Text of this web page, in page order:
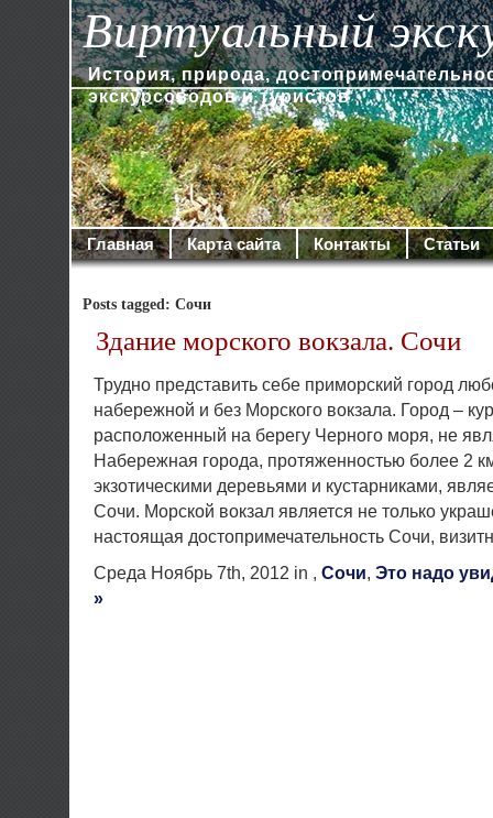
Виртуальный
История, природа,
экскурсоводов и туристов
Главная Карта сайта Контакты Статьи
Posts tagged: Сочи
Здание морского вокзала. Сочи
Трудно представить себе приморский город
набережной и без Морского вокзала. Город –
расположенный на берегу Черного моря, не
Набережная города, протяженностью более 2
экзотическими деревьями и кустарниками,
Сочи. Морской вокзал является не только
настоящая достопримечательность Сочи,
Среда Ноябрь 7th, 2012 in , Сочи, Это надо
»